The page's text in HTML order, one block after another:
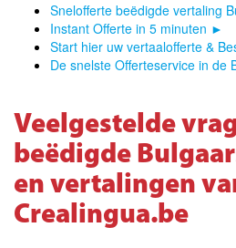
Snelofferte beëdigde vertaling
Instant Offerte in 5 minuten ►
Start hier uw vertaalofferte &
De snelste Offerteservice in de
Veelgestelde
beëdigde
en vertalingen
Crealingua.be